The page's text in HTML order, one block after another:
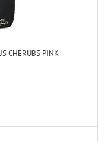
CHERUBS PINK